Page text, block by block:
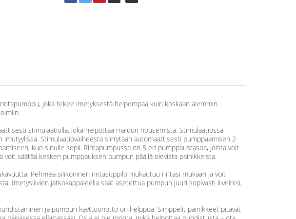
joka tekee imetyksestä helpompaa kuin koskaan aiemmin.
stimulaatiolla, joka helpottaa maidon nousemista. Stimulaatiossa
Stimulaatiovaiheesta siirrytään automaattisesti pumppaamisen 2
kun sinulle sopii. Rintapumpussa on 5 eri pumppaustasoa, joista voit
säätää kesken pumppauksen pumpun päällä olevista painikkeista.
Pehmeä silikoninen rintasuppilo mukautuu rintasi mukaan ja voit
Imetysliivien jatkokappaleella saat asetettua pumpun juuri sopivasti liiveihisi,
ja pumpun käyttöönotto on helppoa. Simppelit painikkeet pitävät